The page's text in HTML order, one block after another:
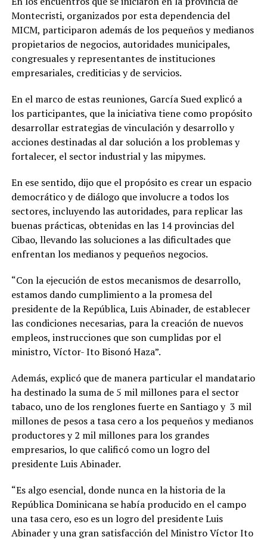
Montecristi, organizados por esta dependencia del
MICM, participaron además de los pequeños y medianos
propietarios de negocios, autoridades municipales,
congresuales y representantes de instituciones
empresariales, crediticias y de servicios.
En el marco de estas reuniones, García Sued explicó a
los participantes, que la iniciativa tiene como propósito
desarrollar estrategias de vinculación y desarrollo y
acciones destinadas al dar solución a los problemas y
fortalecer, el sector industrial y las mipymes.
En ese sentido, dijo que el propósito es crear un espacio
democrático y de diálogo que involucre a todos los
sectores, incluyendo las autoridades, para replicar las
buenas prácticas, obtenidas en las 14 provincias del
Cibao, llevando las soluciones a las dificultades que
enfrentan los medianos y pequeños negocios.
“Con la ejecución de estos mecanismos de desarrollo,
estamos dando cumplimiento a la promesa del
presidente de la República, Luis Abinader, de establecer
las condiciones necesarias, para la creación de nuevos
empleos, instrucciones que son cumplidas por el
ministro, Víctor- Ito Bisonó Haza”.
Además, explicó que de manera particular el mandatario
ha destinado la suma de 5 mil millones para el sector
tabaco, uno de los renglones fuerte en Santiago y 3 mil
millones de pesos a tasa cero a los pequeños y medianos
productores y 2 mil millones para los grandes
empresarios, lo que calificó como un logro del
presidente Luis Abinader.
“Es algo esencial, donde nunca en la historia de la
República Dominicana se había producido en el campo
una tasa cero, eso es un logro del presidente Luis
Abinader y una gran satisfacción del Ministro Víctor Ito